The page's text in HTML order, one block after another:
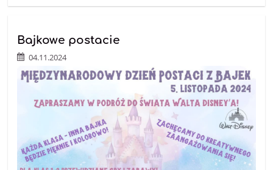
Bajkowe postacie
04.11.2024